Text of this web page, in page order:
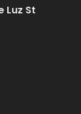
Luz St